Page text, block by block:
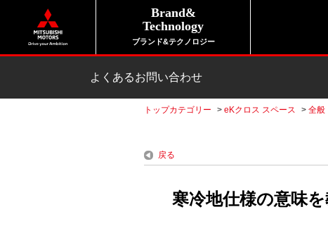
Brand&
Technology
ブランド&テクノロジー
よくあるお問い合わせ
トップカテゴリー > eKクロス スペース > 全般
戻る
寒冷地仕様の意味